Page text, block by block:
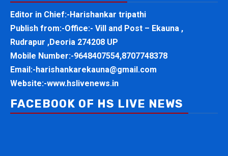
Editor in Chief:-Harishankar tripathi
Publish from:-Office:- Vill and Post – Ekauna ,
Rudrapur ,Deoria 274208 UP
Mobile Number:-9648407554,8707748378
Email:-harishankarekauna@gmail.com
Website:-www.hslivenews.in
FACEBOOK OF HS LIVE NEWS